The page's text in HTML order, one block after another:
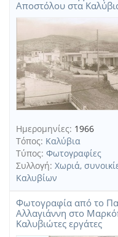
Αποστόλου στα
Ημερομηνίες: 1966
Τόπος: Καλύβια
Τύπος: Φωτογραφίες
Συλλογή: Χωριά,
Καλυβίων
Φωτογραφία από το
Αλλαγιάννη στο
Καλυβιώτες εργάτες